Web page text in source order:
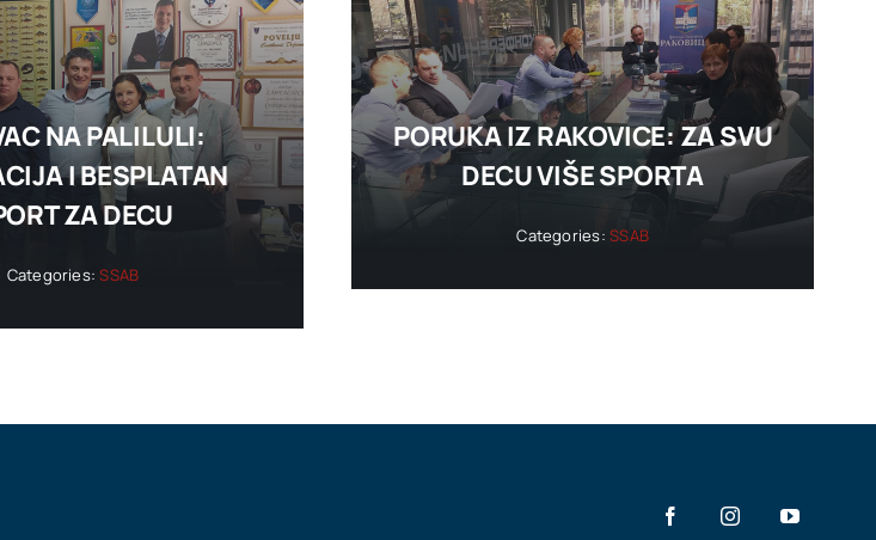
NA PALILULI:
I BESPLATAN
ZA DECU
Categories:SSAB
PORUKA IZ RAKOVICE: ZA SVU
DECU VIŠE SPORTA
Categories:SSAB